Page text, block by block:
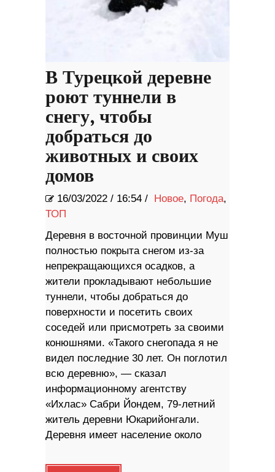
В Турецкой деревне
роют туннели в
снегу, чтобы
добраться до
животных и своих
домов
16/03/2022 / 16:54 / Новое, Погода,
ТОП
Деревня в восточной провинции Муш
полностью покрыта снегом из-за
непрекращающихся осадков, а
жители прокладывают небольшие
туннели, чтобы добраться до
поверхности и посетить своих
соседей или присмотреть за своими
конюшнями. «Такого снегопада я не
видел последние 30 лет. Он поглотил
всю деревню», — сказал
информационному агентству
«Ихлас» Сабри Йондем, 79-летний
житель деревни Юкарийонгали.
Деревня имеет население около